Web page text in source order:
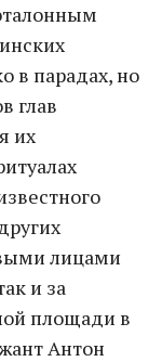
в парадах, но
глав
их
лицами
и за
площади в
Антон